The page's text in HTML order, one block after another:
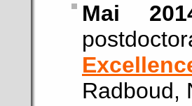
Mai
Radboud,